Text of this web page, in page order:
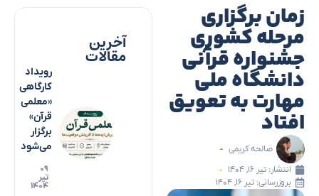
زمان برگزاری
مرحله کشوری
جشنواره قرآنی
دانشگاه ملی
مهارت به تعویق
افتاد
صالحه کریمی
انتشار: تیر ۱۶, ۱۴۰۴
بروزرسانی: تیر ۱۶, ۱۴۰۴
آخرین
مقالات
رویداد
کارگاهی
«معلمی
قرآن»
برگزار
می‌شود
۰۹
تیر
۱۴۰۴